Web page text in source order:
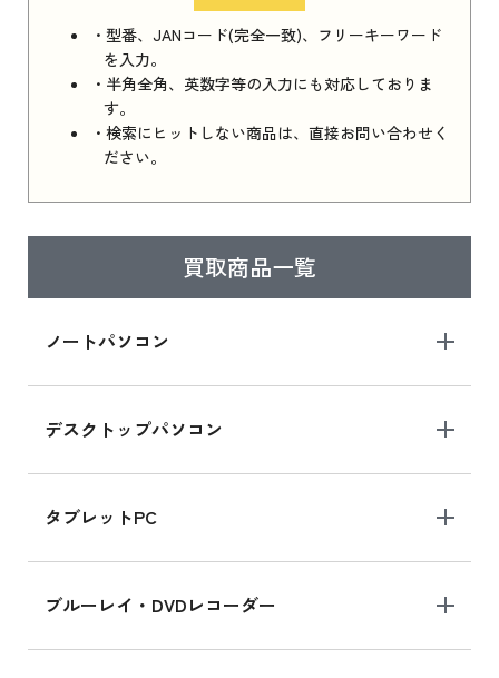
・型番、JANコード(完全一致)、フリーキーワード
を入力。
・半角全角、英数字等の入力にも対応しておりま
す。
・検索にヒットしない商品は、直接お問い合わせく
ださい。
買取商品一覧
ノートパソコン
デスクトップパソコン
タブレットPC
ブルーレイ・DVDレコーダー
iPhone 16e シリーズ 2025 新品買取価格はこち
ら
iPad 11インチ 2025年春モデル
はこちら
ら
iPad mini シリーズ 2024
iPad mini 8.3インチ の新品買取価格
iPhone 16 シリーズ
iPhone 16 の新品買取価格